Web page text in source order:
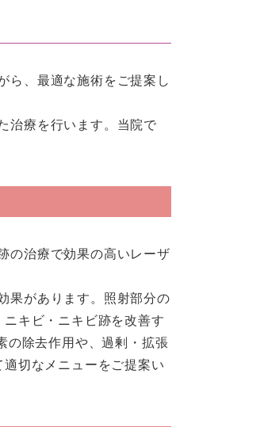
ら、最適な施術をご提案し
治療を行います。当院で
の治療で効果の高いレーザ
果があります。照射部分の
キビ・ニキビ跡を改善す
の除去作用や、過剰・拡張
切なメニューをご提案い